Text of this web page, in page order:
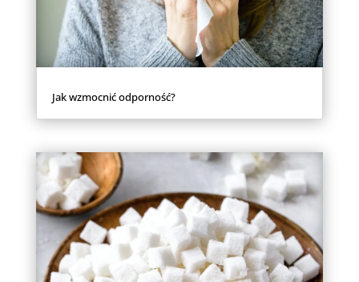
Jak wzmocnić odporność?